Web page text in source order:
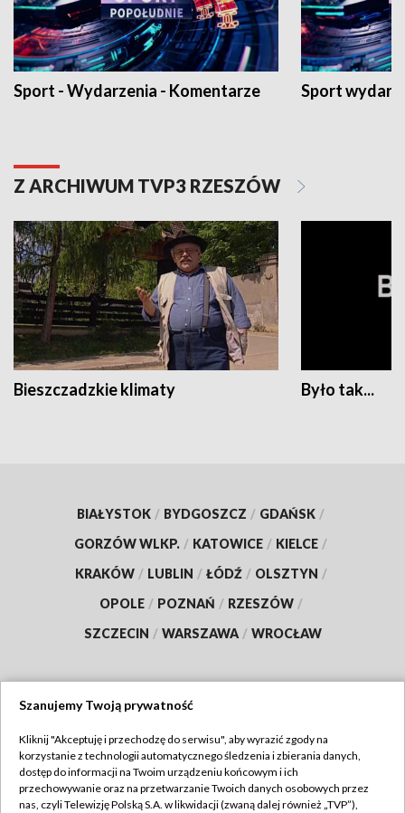
Sport - Wydarzenia - Komentarze Sport
Z ARCHIWUM TVP3 RZESZÓW
Bieszczadzkie klimaty Było tak...
BIAŁYSTOK / BYDGOSZCZ / GDAŃSK /
GORZÓW WLKP. / KATOWICE / KIELCE /
KRAKÓW / LUBLIN / ŁÓDŹ / OLSZTYN /
OPOLE / POZNAŃ / RZESZÓW /
SZCZECIN / WARSZAWA / WROCŁAW
TVP
Abonament TVP
Regulamin TVP
Szanujemy Twoją prywatność
Kliknij "Akceptuję i przechodzę do serwisu", aby wyrazić zgody na
korzystanie z technologii automatycznego śledzenia i zbierania danych,
dostęp do informacji na Twoim urządzeniu końcowym i ich
przechowywanie oraz na przetwarzanie Twoich danych osobowych przez
nas, czyli Telewizję Polską S.A. w likwidacji (zwaną dalej również „TVP”),